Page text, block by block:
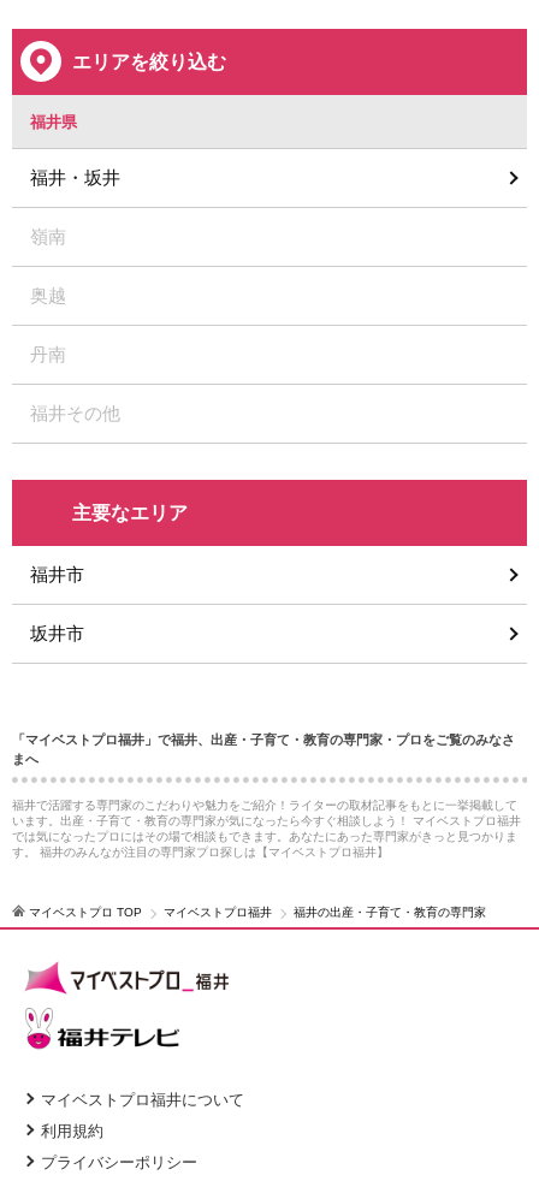
エリアを絞り込む
福井県
福井・坂井
嶺南
奥越
丹南
福井その他
主要なエリア
福井市
坂井市
「マイベストプロ福井」で福井、出産・子育て・教育の専門家・プロをご覧のみなさ
まへ
福井で活躍する専門家のこだわりや魅力をご紹介！ライターの取材記事をもとに一挙掲載して
います。出産・子育て・教育の専門家が気になったら今すぐ相談しよう！ マイベストプロ福井
では気になったプロにはその場で相談もできます。あなたにあった専門家がきっと見つかりま
す。 福井のみんなが注目の専門家プロ探しは【マイベストプロ福井】
マイベストプロ TOP マイベストプロ福井 福井の出産・子育て・教育の専門家
マイベストプロ福井について
利用規約
プライバシーポリシー